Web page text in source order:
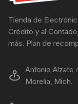
Tienda de
Crédito y al
más. Plan de
Antonio Alzate
Morelia, Mich.